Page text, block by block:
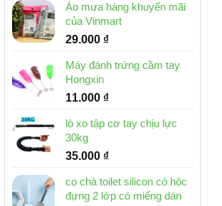
là:
46.000 ₫.
tại
là:
35.000 ₫.
Áo mưa hàng khuyến mãi
của Vinmart
29.000 ₫
Máy đánh trứng cầm tay
Hongxin
11.000 ₫
lò xo tập cơ tay chịu lực
30kg
35.000 ₫
cọ chà toilet silicon có hộc
đựng 2 lớp có miếng dán